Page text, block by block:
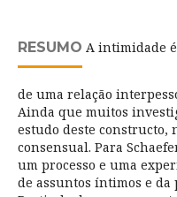
RESUMO A intimidade
de uma relação
Ainda que muitos
estudo deste constructo,
consensual. Para
um processo e uma
de assuntos íntimos e